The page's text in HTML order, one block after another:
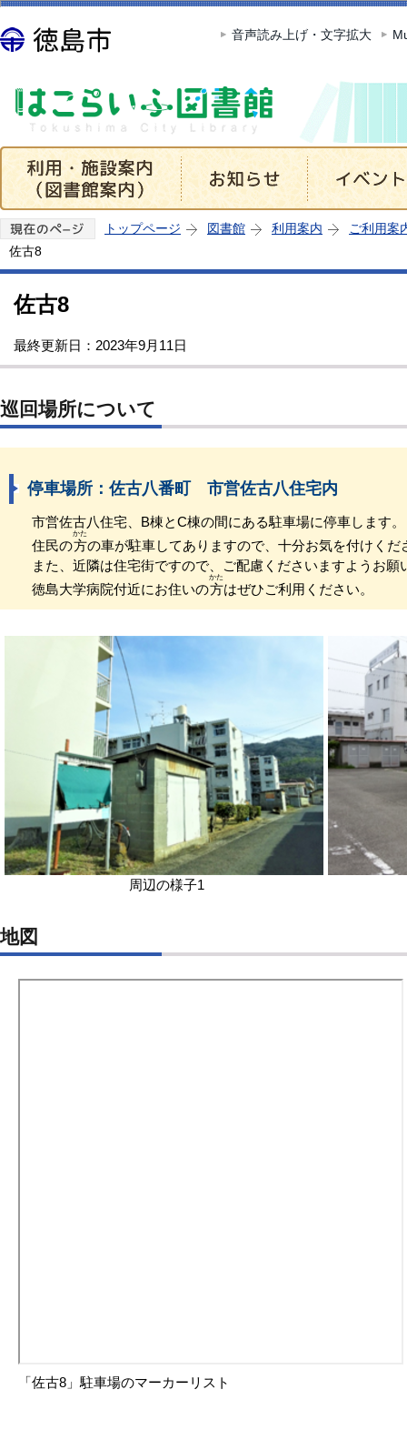
このページの本文へ移動
音声読み上げ・文字拡大
トップページ 図書館 利用案内
ご利用案
佐古8
佐古8
最終更新日：2023年9月11日
巡回場所について
停車場所：佐古八番町 市営佐古八住宅内
市営佐古八住宅、B棟とC棟の間にある駐車場に停車します。
住民の方
かた
の車が駐車してありますので、十分お気を付けくだ
また、近隣は住宅街ですので、ご配慮くださいますようお願
徳島大学病院付近にお住いの方
かた
はぜひご利用ください。
周辺の様子1
地図
「佐古8」駐車場のマーカーリスト